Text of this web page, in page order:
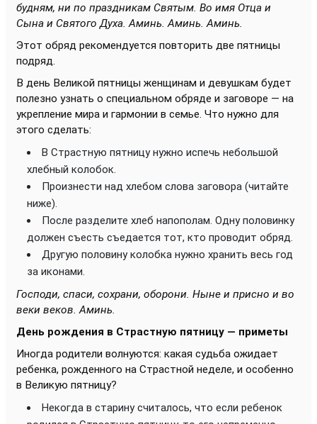
будням, ни по праздникам Святым. Во имя Отца и
Сына и Святого Духа. Аминь. Аминь. Аминь.
Этот обряд рекомендуется повторить две пятницы
подряд.
В день Великой пятницы женщинам и девушкам будет
полезно узнать о специальном обряде и заговоре — на
укрепление мира и гармонии в семье. Что нужно для
этого сделать:
В Страстную пятницу нужно испечь небольшой
хлебный колобок.
Произнести над хлебом слова заговора (читайте
ниже).
После разделите хлеб напополам. Одну половинку
должен съесть съедается тот, кто проводит обряд.
Другую половину колобка нужно хранить весь год
за иконами.
Господи, спаси, сохрани, оборони. Ныне и присно и во
веки веков. Аминь.
День рождения в Страстную пятницу — приметы
Иногда родители волнуются: какая судьба ожидает
ребенка, рожденного на Страстной неделе, и особенно
в Великую пятницу?
Некогда в старину считалось, что если ребенок